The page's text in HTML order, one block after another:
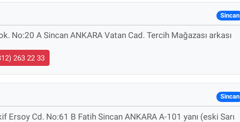
Sincan
No:20 A Sincan ANKARA Vatan Cad. Tercih Mağazası arkası
263 22 33
Sincan
Ersoy Cd. No:61 B Fatih Sincan ANKARA A-101 yanı (eski Sarı